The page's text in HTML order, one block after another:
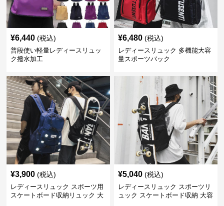
¥6,440 (税込)
普段使い軽量レディースリュッ
ク撥水加工
¥6,480 (税込)
レディースリュック 多機能大容
量スポーツバック
¥3,900 (税込)
レディースリュック スポーツ用
スケートボード収納リュック 大
¥5,040 (税込)
レディースリュック スポーツリ
ュック スケートボード収納 大容